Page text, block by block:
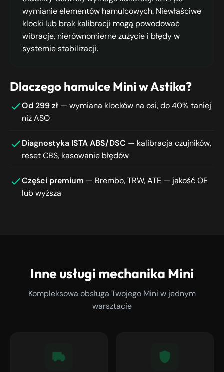
wymianie elementów hamulcowych. Niewłaściwe
klocki lub brak kalibracji mogą powodować
wibracje, nierównomierne zużycie i błędy w
systemie stabilizacji.
Dlaczego hamulce Mini w Astika?
Od 299 zł — wymiana klocków na osi, do 40% taniej
niż ASO
Diagnostyka ISTA ABS/DSC — kalibracja czujników,
reset CBS, kasowanie błędów
Części premium — Brembo, TRW, ATE — jakość OE
lub wyższa
Inne usługi mechanika Mini
Kompleksowa obsługa Twojego Mini w jednym
warsztacie